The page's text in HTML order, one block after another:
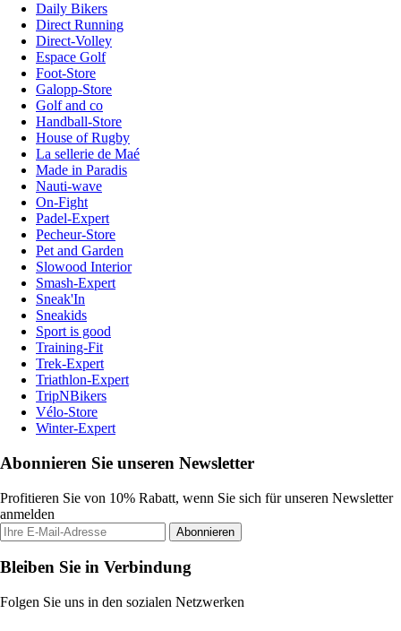
Daily Bikers
Direct Running
Direct-Volley
Espace Golf
Foot-Store
Galopp-Store
Golf and co
Handball-Store
House of Rugby
La sellerie de Maé
Made in Paradis
Nauti-wave
On-Fight
Padel-Expert
Pecheur-Store
Pet and Garden
Slowood Interior
Smash-Expert
Sneak'In
Sneakids
Sport is good
Training-Fit
Trek-Expert
Triathlon-Expert
TripNBikers
Vélo-Store
Winter-Expert
Abonnieren Sie unseren Newsletter
Profitieren Sie von 10% Rabatt, wenn Sie sich für unseren Newsletter
anmelden
Abonnieren
Bleiben Sie in Verbindung
Folgen Sie uns in den sozialen Netzwerken